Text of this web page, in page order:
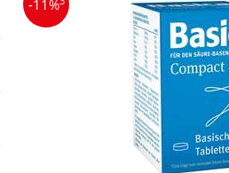
Neuheiten
Diabetes
Körperpflege & Kosmetik
-11%